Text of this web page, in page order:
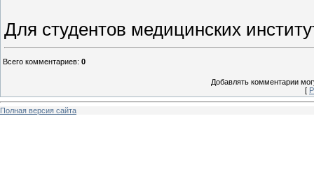
Для студентов медицинских
Всего комментариев: 0
Добавлять комментарии
[
Полная версия сайта